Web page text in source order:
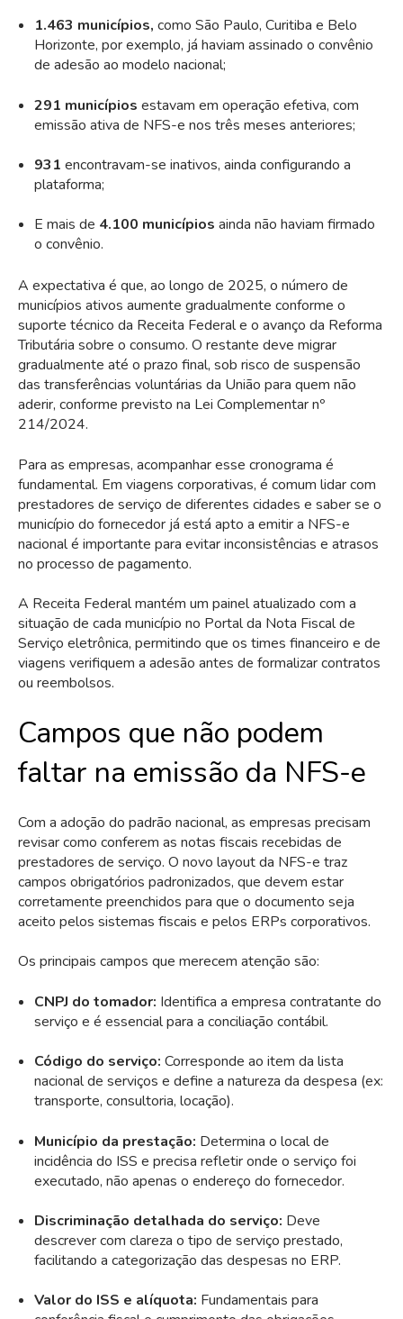
1.463 municípios, como São Paulo, Curitiba e Belo
Horizonte, por exemplo, já haviam assinado o convênio
de adesão ao modelo nacional;
291 municípios estavam em operação efetiva, com
emissão ativa de NFS-e nos três meses anteriores;
931 encontravam-se inativos, ainda configurando a
plataforma;
E mais de 4.100 municípios ainda não haviam firmado
o convênio.
A expectativa é que, ao longo de 2025, o número de
municípios ativos aumente gradualmente conforme o
suporte técnico da Receita Federal e o avanço da Reforma
Tributária sobre o consumo. O restante deve migrar
gradualmente até o prazo final, sob risco de suspensão
das transferências voluntárias da União para quem não
aderir, conforme previsto na Lei Complementar nº
214/2024.
Para as empresas, acompanhar esse cronograma é
fundamental. Em viagens corporativas, é comum lidar com
prestadores de serviço de diferentes cidades e saber se o
município do fornecedor já está apto a emitir a NFS-e
nacional é importante para evitar inconsistências e atrasos
no processo de pagamento.
A Receita Federal mantém um painel atualizado com a
situação de cada município no Portal da Nota Fiscal de
Serviço eletrônica, permitindo que os times financeiro e de
viagens verifiquem a adesão antes de formalizar contratos
ou reembolsos.
Campos que não podem
faltar na emissão da NFS-e
Com a adoção do padrão nacional, as empresas precisam
revisar como conferem as notas fiscais recebidas de
prestadores de serviço. O novo layout da NFS-e traz
campos obrigatórios padronizados, que devem estar
corretamente preenchidos para que o documento seja
aceito pelos sistemas fiscais e pelos ERPs corporativos.
Os principais campos que merecem atenção são:
CNPJ do tomador: Identifica a empresa contratante do
serviço e é essencial para a conciliação contábil.
Código do serviço: Corresponde ao item da lista
nacional de serviços e define a natureza da despesa (ex:
transporte, consultoria, locação).
Município da prestação: Determina o local de
incidência do ISS e precisa refletir onde o serviço foi
executado, não apenas o endereço do fornecedor.
Discriminação detalhada do serviço: Deve
descrever com clareza o tipo de serviço prestado,
facilitando a categorização das despesas no ERP.
Valor do ISS e alíquota: Fundamentais para